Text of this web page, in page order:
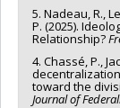
5. Nadeau, R.,
P. (2025).
Relationship?
4. Chassé, P.,
toward the
Journal of